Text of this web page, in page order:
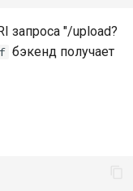
запроса "/upload?
бэкенд получает